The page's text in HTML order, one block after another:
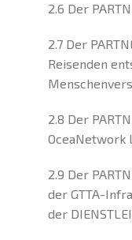
2.6 Der
2.7 Der
Reisenden
2.8 Der
OceaNetwork
2.9 Der
der GTTA-
der